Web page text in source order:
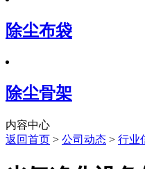
除尘布袋
除尘骨架
内容中心
返回首页 > 公司动态 > 行业